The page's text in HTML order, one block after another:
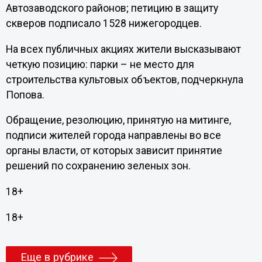
Автозаводского районов; петицию в защиту
скверов подписало 1528 нижегородцев.
На всех публичных акциях жители высказывают
четкую позицию: парки – не место для
строительства культовых объектов, подчеркнула
Попова.
Обращение, резолюцию, принятую на митинге,
подписи жителей города направлены во все
органы власти, от которых зависит принятие
решений по сохранению зеленых зон.
18+
18+
Еще в рубрике